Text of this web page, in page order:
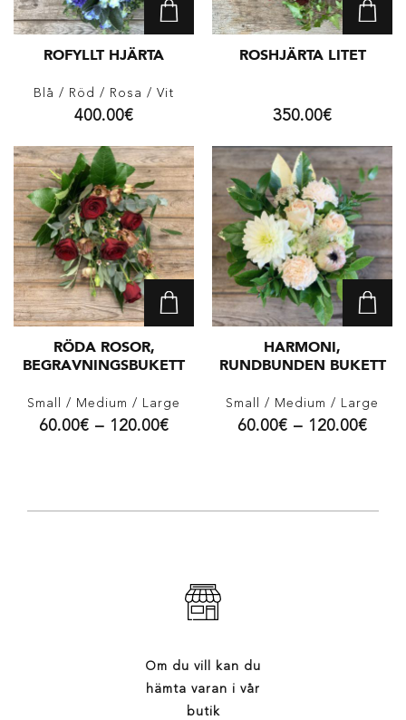
ROFYLLT HJÄRTA
Blå / Röd / Rosa / Vit
400.00€
ROSHJÄRTA LITET
350.00€
RÖDA ROSOR,
BEGRAVNINGSBUKETT
Small / Medium / Large
60.00€ – 120.00€
HARMONI,
RUNDBUNDEN BUKETT
Small / Medium / Large
60.00€ – 120.00€
Om du vill kan du
hämta varan i vår
butik